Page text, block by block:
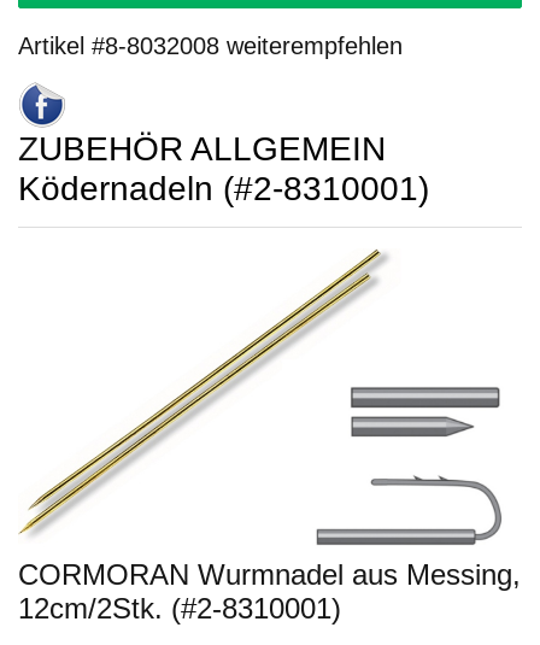
Artikel #8-8032008 weiterempfehlen
ZUBEHÖR ALLGEMEIN
Ködernadeln (#2-8310001)
CORMORAN Wurmnadel aus Messing,
12cm/2Stk. (#2-8310001)